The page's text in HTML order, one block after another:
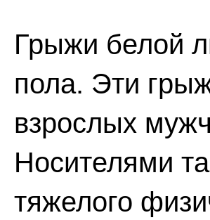
Грыжи белой
пола. Эти
взрослых
Носителями
тяжелого